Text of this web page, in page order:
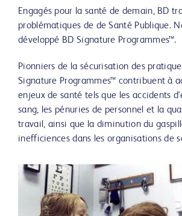
Engagés pour la santé de demain, BD
problématiques de de Santé Publique.
développé BD Signature Programmes™.
Pionniers de la sécurisation des
Signature Programmes™ contribuent à
enjeux de santé tels que les accidents
sang, les pénuries de personnel et la
travail, ainsi que la diminution du
inefficiences dans les organisations de